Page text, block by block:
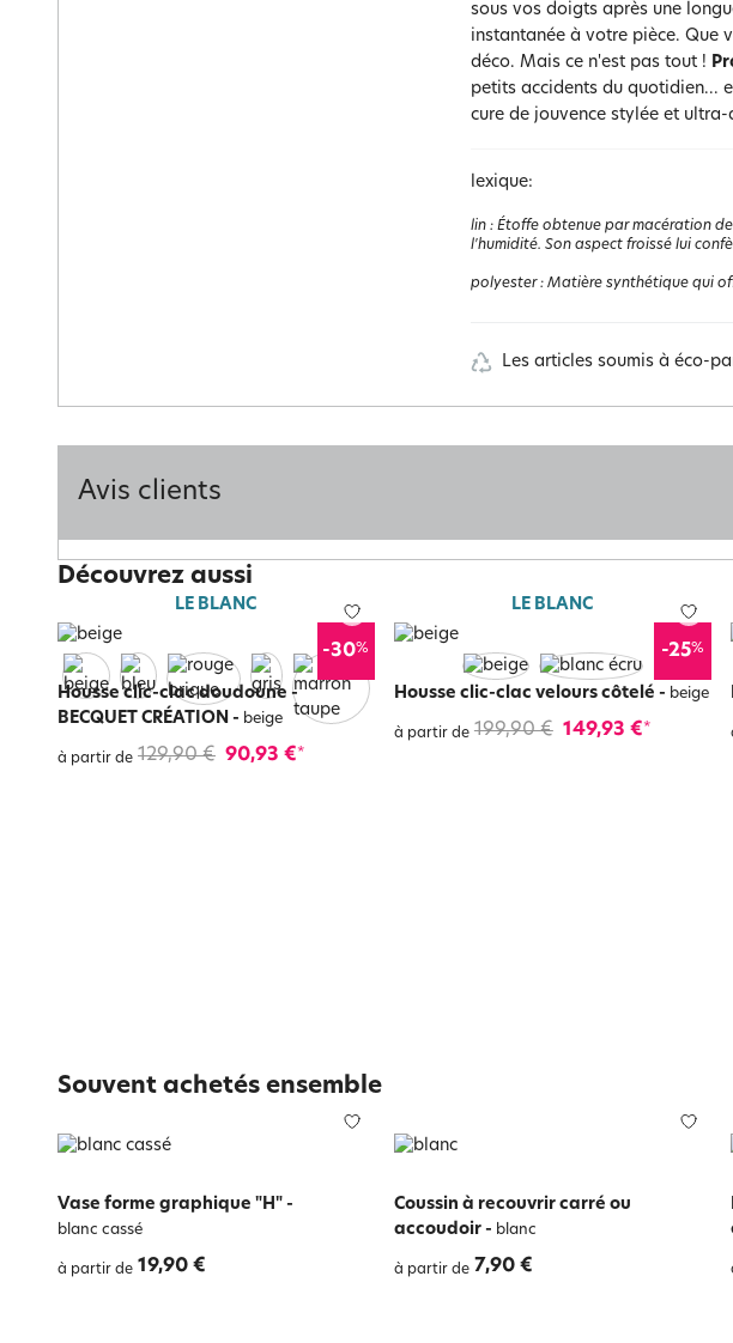
sous vos doigts après une
instantanée à votre pièce. Que
déco. Mais ce n'est pas tout !
petits accidents du quotidien...
cure de jouvence stylée et
lexique:
lin : Étoffe obtenue par macération
l'humidité. Son aspect froissé lui
polyester: Matière synthétique qui
Les articles soumis à éco-
Avis clients
Découvrez aussi
LE BLANC
-30%
Housse clic-clac doudoune -
BECQUET CRÉATION - beige
à partir de 129,90 € 90,93 €*
LE BLANC
-25%
Housse clic-clac velours côtelé - beige
à partir de 199,90 € 149,93 €*
Souvent achetés ensemble
Vase forme graphique "H" -
blanc cassé
à partir de 19,90 €
Coussin à recouvrir carré ou
accoudoir- blanc
à partir de 7,90 €